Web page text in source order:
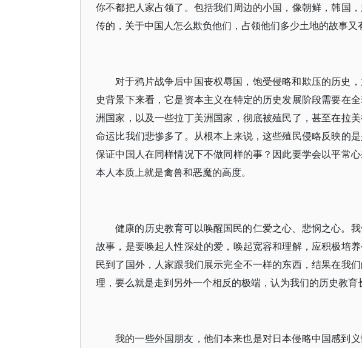
你不都把人家占领了。包括我们周边的小国，像朝鲜，韩国
传的，关于中国人怎么欺负他们，占领他们多少土地的故事又
对于鸦片战争后中国丧权辱国，饱受侵略和欺压的历史
史背景下来看，它是资本主义在特定的历史发展阶段需要在
洲国家，以及一些拉丁美洲国家，彻底被殖民了，甚至在拉
命运比我们悲惨多了。从根本上来说，这些殖民侵略反映的
保证中国人在同样情况下不做同样的事？因此要学会以平常
本人本质上就是禽兽和恶魔的高度。
健康的历史教育可以唤醒国民的仁爱之心、悲悯之心。
故事，是要唤起人性深处的爱，唤起宽容和理解，应积极培
民到了国外，人家跟我们展示完全不一样的东西，结果在我
理，要么就是走到另外一个相反的极端，认为我们的历史教育
我的一些外国朋友，他们本来也是对日本侵略中国感到